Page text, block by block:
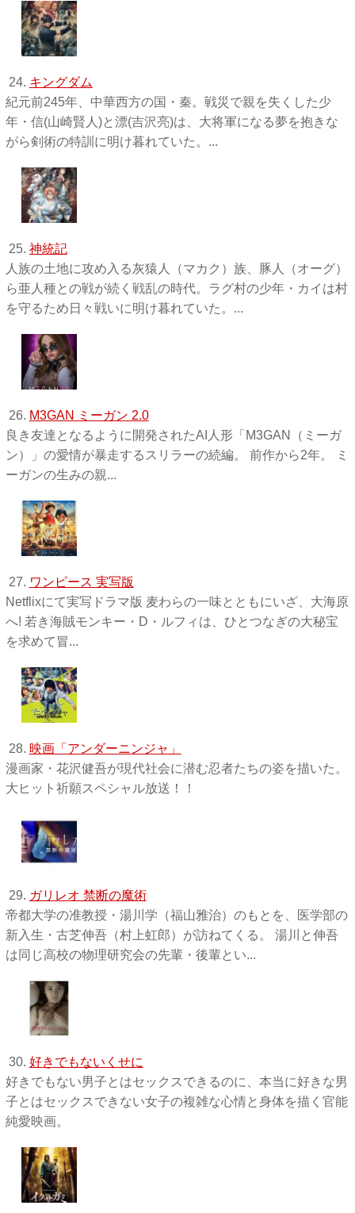
24. キングダム
紀元前245年、中華西方の国・秦。戦災で親を失くした少
年・信(山崎賢人)と漂(吉沢亮)は、大将軍になる夢を抱きな
がら剣術の特訓に明け暮れていた。...
25. 神統記
人族の土地に攻め入る灰猿人（マカク）族、豚人（オーグ）
ら亜人種との戦が続く戦乱の時代。ラグ村の少年・カイは村
を守るため日々戦いに明け暮れていた。...
26. M3GAN ミーガン 2.0
良き友達となるように開発されたAI人形「M3GAN（ミーガ
ン）」の愛情が暴走するスリラーの続編。 前作から2年。 ミ
ーガンの生みの親...
27. ワンピース 実写版
Netflixにて実写ドラマ版 麦わらの一味とともにいざ、大海原
へ! 若き海賊モンキー・D・ルフィは、ひとつなぎの大秘宝
を求めて冒...
28. 映画「アンダーニンジャ」
漫画家・花沢健吾が現代社会に潜む忍者たちの姿を描いた。
大ヒット祈願スペシャル放送！！
29. ガリレオ 禁断の魔術
帝都大学の准教授・湯川学（福山雅治）のもとを、医学部の
新入生・古芝伸吾（村上虹郎）が訪ねてくる。 湯川と伸吾
は同じ高校の物理研究会の先輩・後輩とい...
30. 好きでもないくせに
好きでもない男子とはセックスできるのに、本当に好きな男
子とはセックスできない女子の複雑な心情と身体を描く官能
純愛映画。